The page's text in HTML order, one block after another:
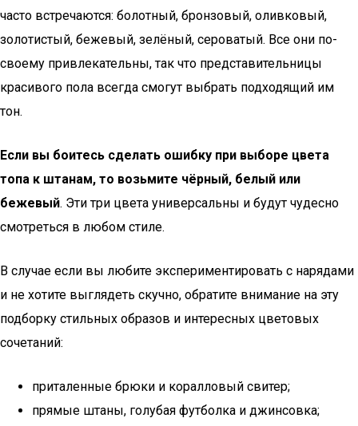
часто встречаются: болотный, бронзовый, оливковый,
золотистый, бежевый, зелёный, сероватый. Все они по-
своему привлекательны, так что представительницы
красивого пола всегда смогут выбрать подходящий им
тон.
Если вы боитесь сделать ошибку при выборе цвета
топа к штанам, то возьмите чёрный, белый или
бежевый. Эти три цвета универсальны и будут чудесно
смотреться в любом стиле.
В случае если вы любите экспериментировать с нарядами
и не хотите выглядеть скучно, обратите внимание на эту
подборку стильных образов и интересных цветовых
сочетаний:
приталенные брюки и коралловый свитер;
прямые штаны, голубая футболка и джинсовка;